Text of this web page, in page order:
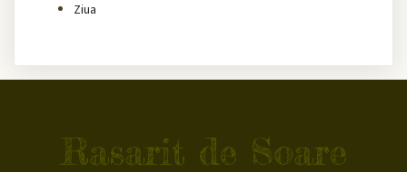
Ziua
Rasarit de Soare